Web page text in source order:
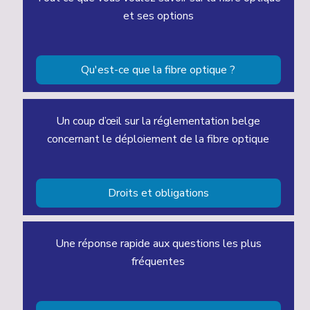
et ses options
Qu'est-ce que la fibre optique ?
Un coup d’œil sur la réglementation belge
concernant le déploiement de la fibre optique
Droits et obligations
Une réponse rapide aux questions les plus
fréquentes